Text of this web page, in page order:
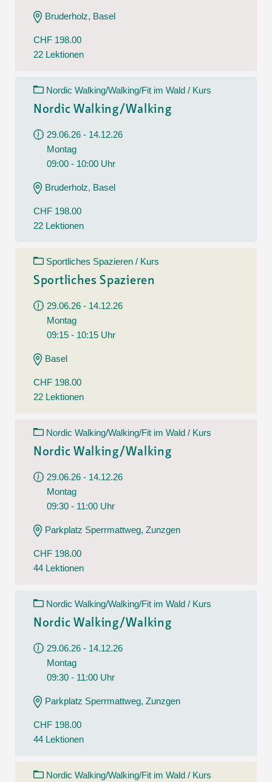
Bruderholz, Basel
CHF 198.00
22 Lektionen
Nordic Walking/Walking/Fit im Wald / Kurs
Nordic Walking/Walking
29.06.26 - 14.12.26
Montag
09:00 - 10:00 Uhr
Bruderholz, Basel
CHF 198.00
22 Lektionen
Sportliches Spazieren / Kurs
Sportliches Spazieren
29.06.26 - 14.12.26
Montag
09:15 - 10:15 Uhr
Basel
CHF 198.00
22 Lektionen
Nordic Walking/Walking/Fit im Wald / Kurs
Nordic Walking/Walking
29.06.26 - 14.12.26
Montag
09:30 - 11:00 Uhr
Parkplatz Sperrmattweg, Zunzgen
CHF 198.00
44 Lektionen
Nordic Walking/Walking/Fit im Wald / Kurs
Nordic Walking/Walking
29.06.26 - 14.12.26
Montag
09:30 - 11:00 Uhr
Parkplatz Sperrmattweg, Zunzgen
CHF 198.00
44 Lektionen
Nordic Walking/Walking/Fit im Wald / Kurs